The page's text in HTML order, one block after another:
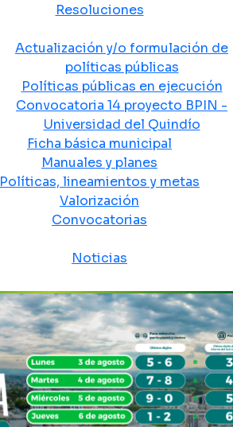
Resoluciones
Actualización y/o formulación de
políticas públicas
Políticas públicas en ejecución
Convocatoria 14 proyecto BPIN -
Universidad del Quindío
Ficha básica municipal
Manuales y planes
Políticas, lineamientos y metas
Valorización
Convocatorias
Noticias